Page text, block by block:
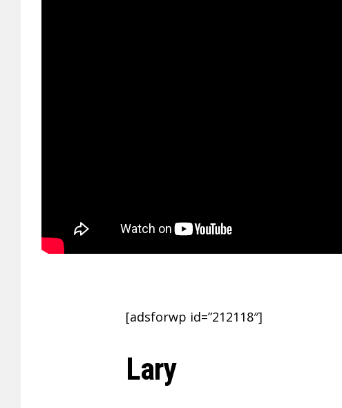
[adsforwp id=”212118″]
Lary